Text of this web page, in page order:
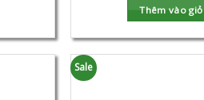
Thêm vào
Sale